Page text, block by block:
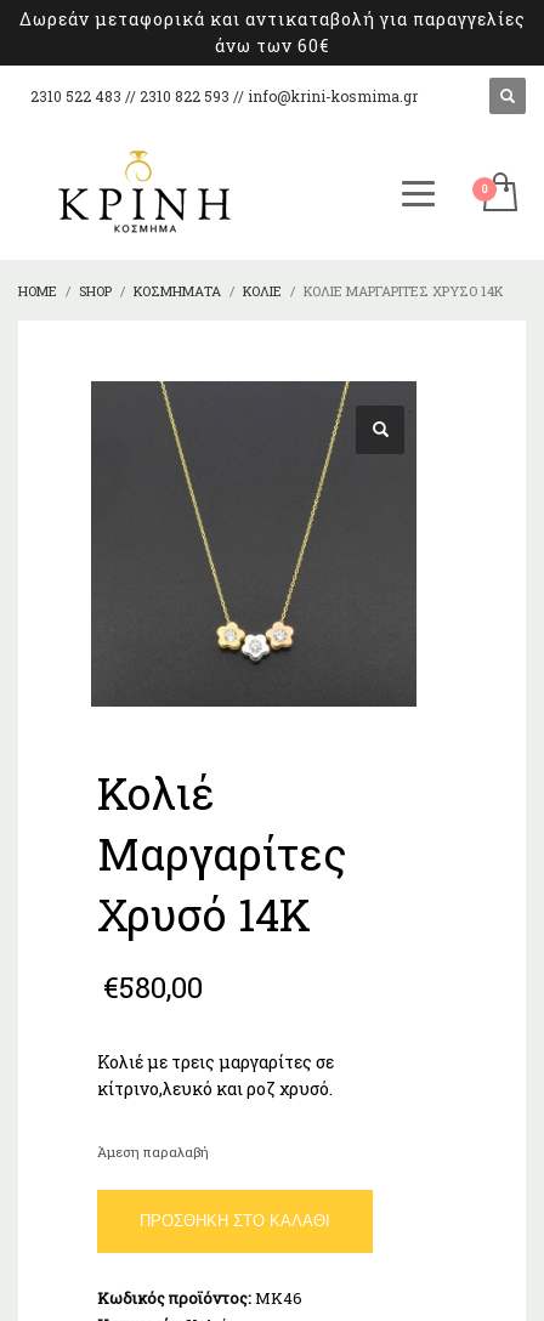
Δωρεάν μεταφορικά και αντικαταβολή για παραγγελίες
άνω των 60€
2310 522 483 // 2310 822 593 // info@krini-kosmima.gr
HOME SHOP ΚΟΣΜΉΜΑΤΑ ΚΟΛΙΈ ΚΟΛΙΈ ΜΑΡΓΑΡΊΤΕΣ ΧΡΥΣΌ 14Κ
Κολιέ
Μαργαρίτες
Χρυσό 14Κ
€580,00
Κολιέ με τρεις μαργαρίτες σε
κίτρινο,λευκό και ροζ χρυσό.
Άμεση παραλαβή
Μαργαρίτες
Χρυσό
ποσότητα
ΠΡΟΣΘΉΚΗ ΣΤΟ ΚΑΛΆΘΙ
Κωδικός προϊόντος:ΜΚ46